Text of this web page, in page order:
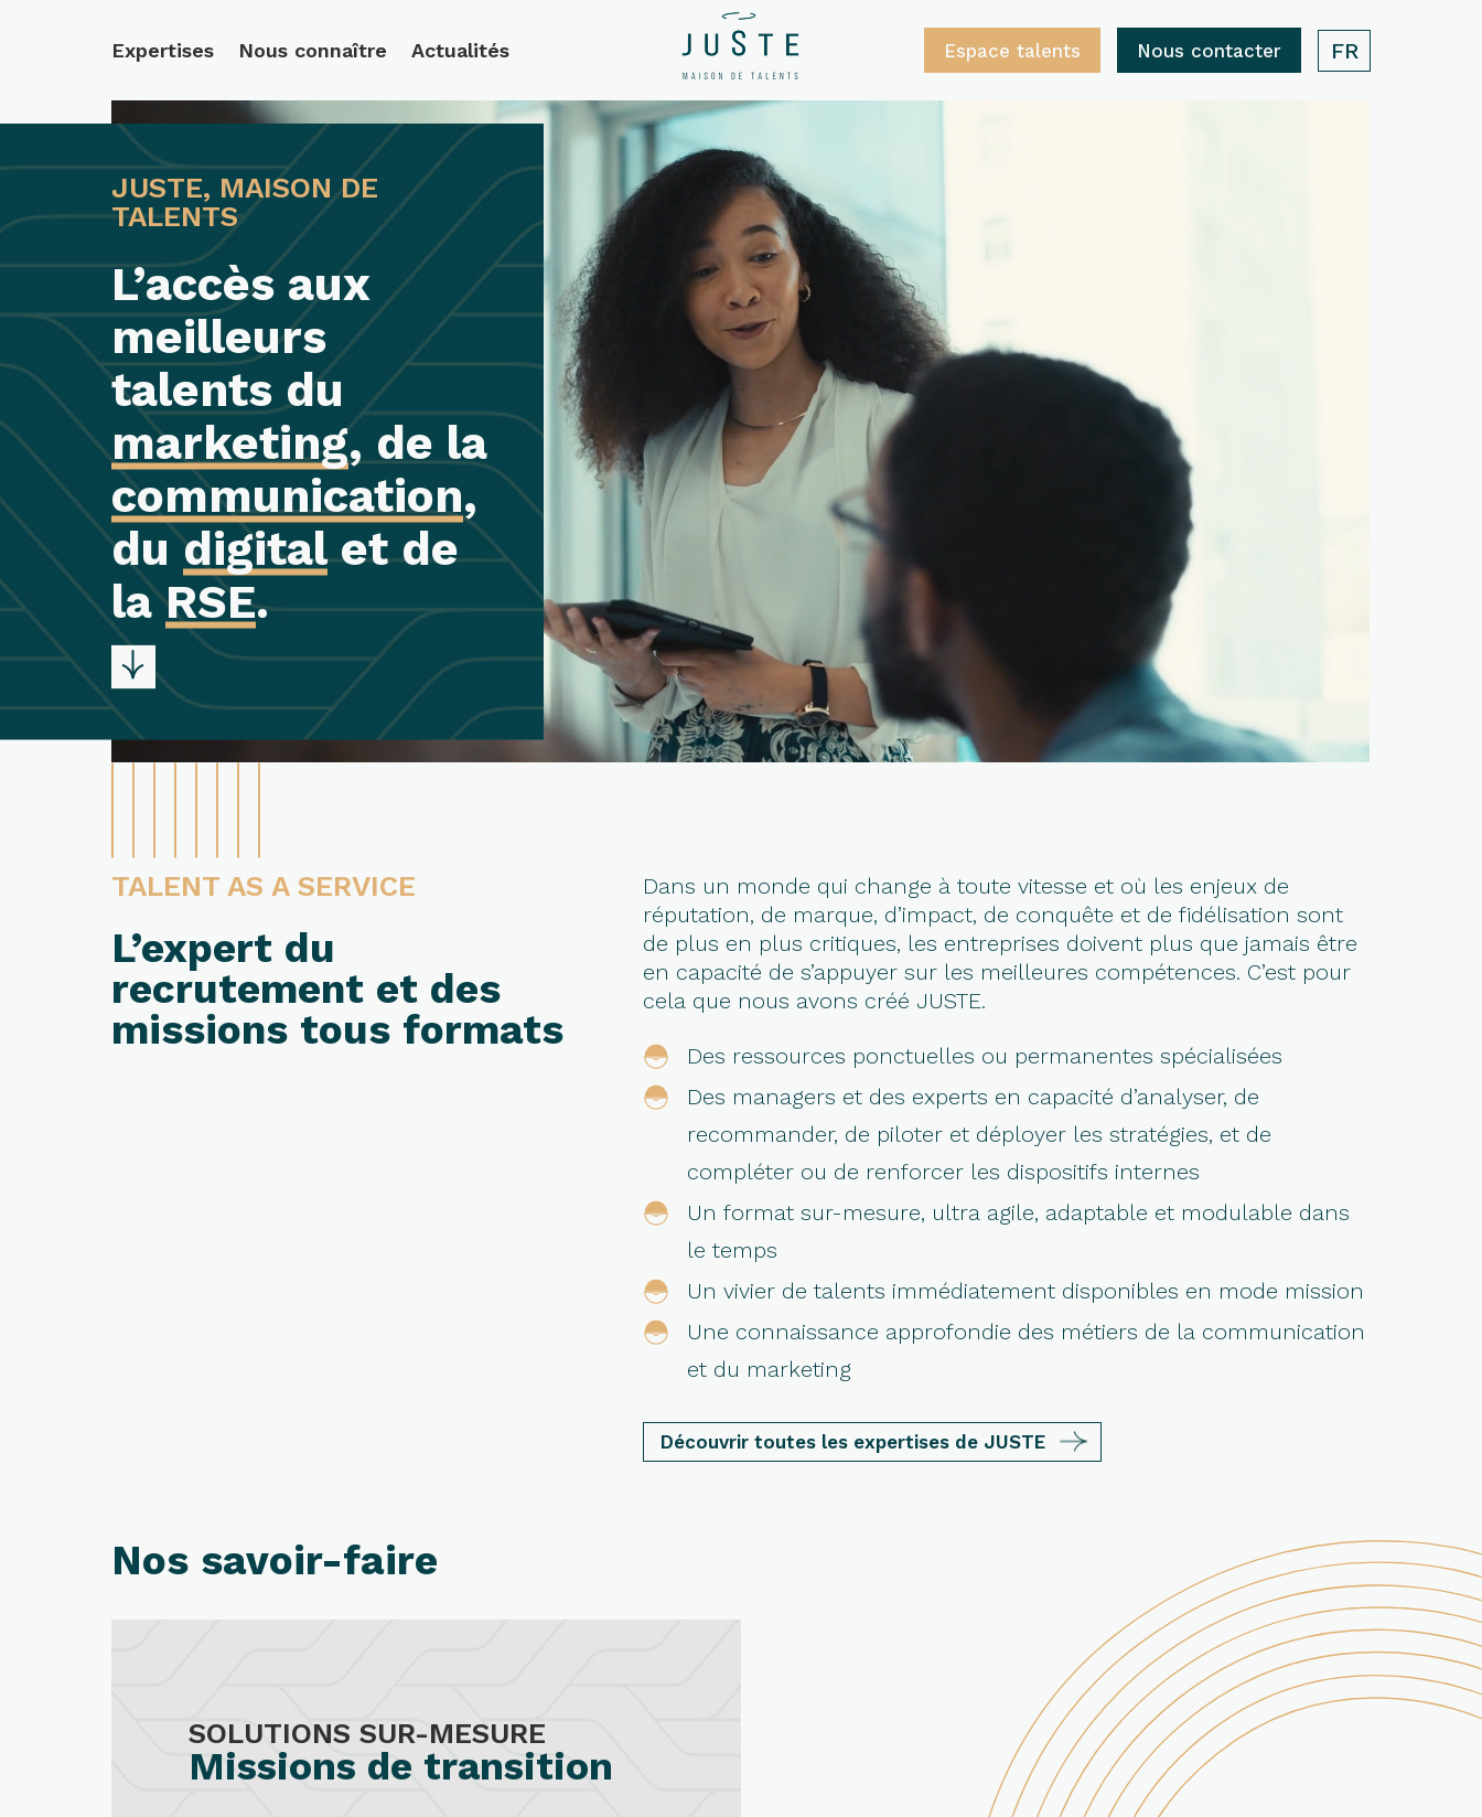
Expertises Nous connaître Actualités Espace talents Nous contacter FR
JUSTE, MAISON DE
TALENTS
L’accès aux
meilleurs
talents du
marketing, de la
communication,
dudigitalet de
laRSE.
vidéo
TALENT AS A SERVICE
L’expert du
recrutement et des
missions tous formats
Dans un monde qui change à toute vitesse et où les enjeux de
réputation, de marque, d’impact, de conquête et de fidélisation sont
de plus en plus critiques, les entreprises doivent plus que jamais être
en capacité de s’appuyer sur les meilleures compétences. C’est pour
cela que nous avons créé JUSTE.
Des ressources ponctuelles ou permanentes spécialisées
Des managers et des experts en capacité d’analyser, de
recommander, de piloter et déployer les stratégies, et de
compléter ou de renforcer les dispositifs internes
Un format sur-mesure, ultra agile, adaptable et modulable dans
le temps
Un vivier de talents immédiatement disponibles en mode mission
Une connaissance approfondie des métiers de la communication
et du marketing
Découvrir toutes les expertises de JUSTE
Nos savoir-faire
Missions de transition
SOLUTIONS SUR-MESURE